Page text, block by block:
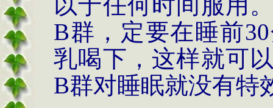
以于任何时间服用
B群，定要在睡前
乳喝下，这样就可
B群对睡眠就没有特